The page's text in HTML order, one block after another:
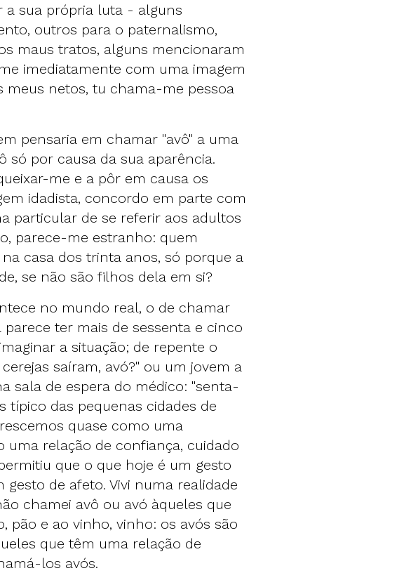
a sua própria luta - alguns
outros para o paternalismo,
maus tratos, alguns mencionaram
imediatamente com uma imagem
meus netos, tu chama-me pessoa
pensaria em chamar "avô" a uma
só por causa da sua aparência.
me e a pôr em causa os
idadista, concordo em parte com
particular de se referir aos adultos
parece-me estranho: quem
casa dos trinta anos, só porque a
se não são filhos dela em si?
no mundo real, o de chamar
ter mais de sessenta e cinco
a situação; de repente o
saíram, avó?" ou um jovem a
sala de espera do médico: "senta-
típico das pequenas cidades de
quase como uma
uma relação de confiança, cuidado
que o que hoje é um gesto
de afeto. Vivi numa realidade
chamei avô ou avó àqueles que
pão e ao vinho, vinho: os avós são
que têm uma relação de
los avós.